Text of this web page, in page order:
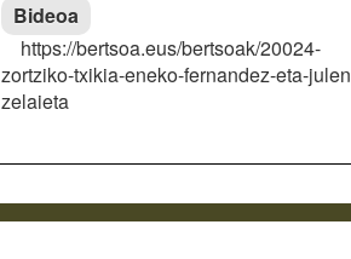
Bideoa
https://bertsoa.eus/bertsoak/20024-
zortziko-txikia-eneko-fernandez-eta-
zelaieta